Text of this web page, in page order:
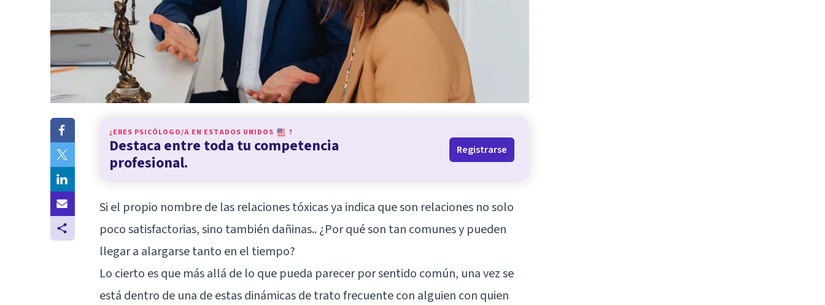
¿ERES PSICÓLOGO/A EN ESTADOS UNIDOS ?
Destaca entre toda tu competencia
profesional.
Registrarse
Si el propio nombre de las relaciones tóxicas ya indica que son relaciones no solo
poco satisfactorias, sino también dañinas.. ¿Por qué son tan comunes y pueden
llegar a alargarse tanto en el tiempo?
Lo cierto es que más allá de lo que pueda parecer por sentido común, una vez se
está dentro de una de estas dinámicas de trato frecuente con alguien con quien